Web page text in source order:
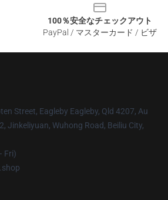
100％安全なチェックアウト
PayPal / マスターカード / ビザ
Street, Eagleby Eagleby, Qld 4207, Au
Jinkeliyuan, Wuhong Road, Beiliu City,
Fri)